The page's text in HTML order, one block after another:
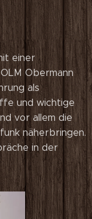
einer
Obermann
als
und wichtige
vor allem die
näherbringen.
in der